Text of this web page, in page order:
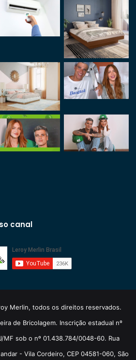
canal
Merlin, todos os direitos reservados.
de Bricolagem. Inscrição estadual nº
MF sob o nº 01.438.784/0048-60. Rua
- Vila Cordeiro, CEP 04581-060, São